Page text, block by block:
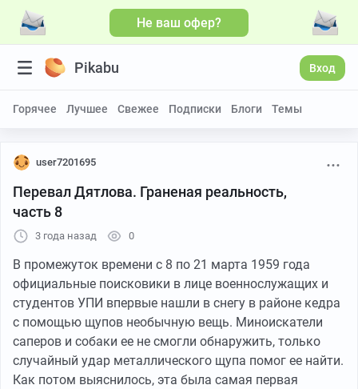
Не ваш офер?
Pikabu Вход
Горячее Лучшее Свежее Подписки Блоги Темы
user7201695
Перевал Дятлова. Граненая реальность,
часть 8
3 года назад 0
В промежуток времени с 8 по 21 марта 1959 года
официальные поисковики в лице военнослужащих и
студентов УПИ впервые нашли в снегу в районе кедра
с помощью щупов необычную вещь. Миноискатели
саперов и собаки ее не смогли обнаружить, только
случайный удар металлического щупа помог ее найти.
Как потом выяснилось, эта была самая первая